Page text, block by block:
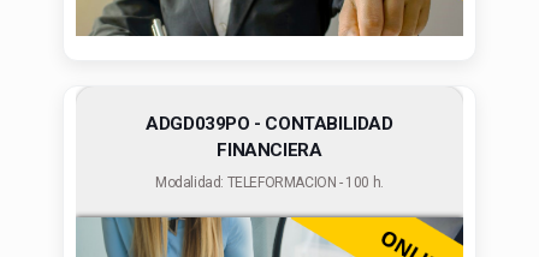
ADGD039PO - CONTABILIDAD
FINANCIERA
Modalidad: TELEFORMACION - 100 h.